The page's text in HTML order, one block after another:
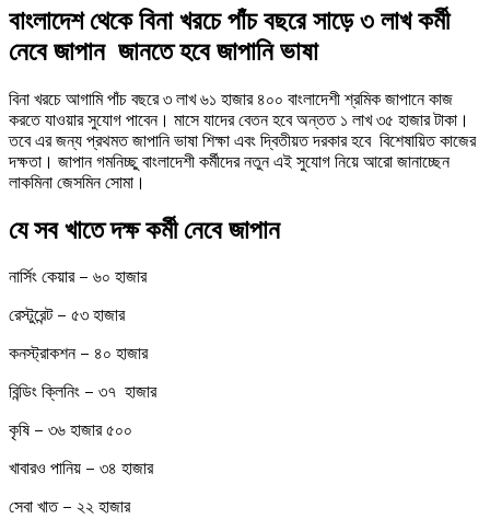
বাংলাদেশ থেকে বিনা খরচে পাঁচ বছরে সাড়ে ৩ লাখ কর্মী
নেবে জাপান জানতে হবে জাপানি ভাষা
বিনা খরচে আগামি পাঁচ বছরে ৩ লাখ ৬১ হাজার ৪০০ বাংলাদেশী শ্রমিক জাপানে কাজ
করতে যাওয়ার সুযোগ পাবেন। মাসে যাদের বেতন হবে অন্তত ১ লাখ ৩৫ হাজার টাকা।
তবে এর জন্য প্রথমত জাপানি ভাষা শিক্ষা এবং দ্বিতীয়ত দরকার হবে বিশেষায়িত কাজের
দক্ষতা। জাপান গমনিচ্ছু বাংলাদেশী কর্মীদের নতুন এই সুযোগ নিয়ে আরো জানাচ্ছেন
লাকমিনা জেসমিন সোমা।
যে সব খাতে দক্ষ কর্মী নেবে জাপান
নার্সিং কেয়ার – ৬০ হাজার
রেস্টুরেন্ট – ৫৩ হাজার
কনস্ট্রাকশন – ৪০ হাজার
বিন্ডিং ক্লিনিং – ৩৭ হাজার
কৃষি – ৩৬ হাজার ৫০০
খাবারও পানিয় – ৩৪ হাজার
সেবা খাত – ২২ হাজার